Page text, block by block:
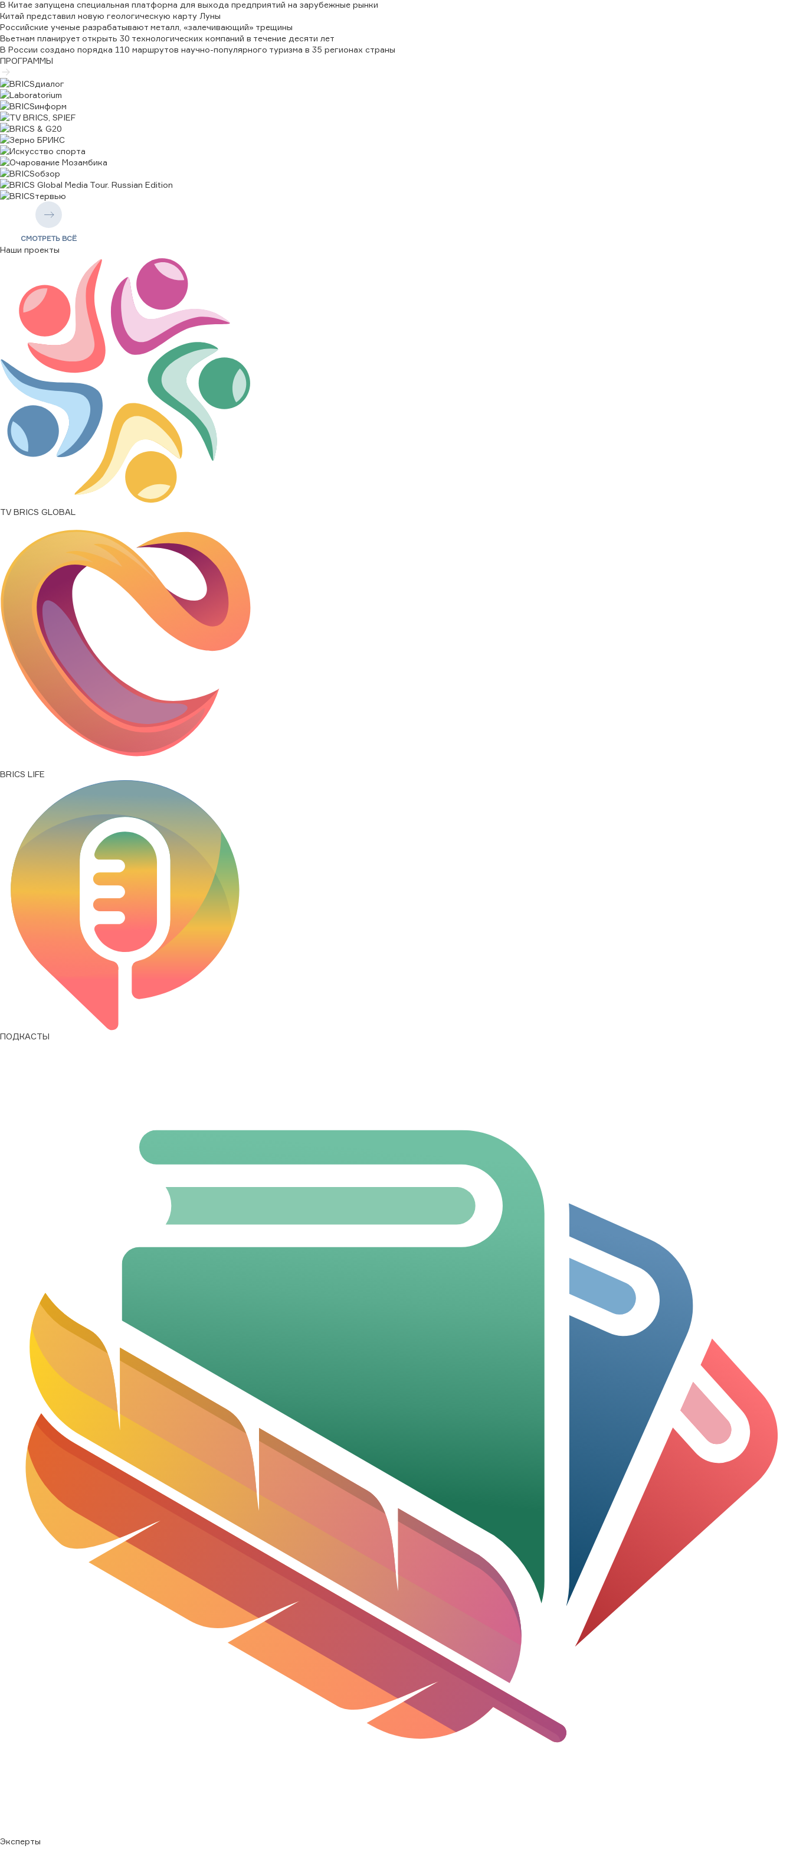
↑ 0,0973
CNY/RUB
12,1655
↑0,1971
EGP/RUB
1,6503
↑0,0258
IRR/RUB
0,0001
↑0,0000
AED/RUB
22,3735
↑0,3369
SAR/RUB
21,9111
↑0,33
ETB/RUB
0,5136
USD/RUB
82,1665
↑1,2372
BRL/RUB
16,1067
0,2538
INR/RUB
0,0122
ZAR/RUB
5,0343
0,0973
CNY/RUB
12,1655
0,1971
EGP/RUB
1,6503
0,0258
22,3735
SAR/RUB
21,9111
0,33
ETB/RUB
0,5136
↑
USD/RUB
82,1665
↑1,2372
IDR/RUB
0,0046
0,0001
В Китае запущена специальная платформа для выхода предприятий на зарубежные рынки
Китай представил новую геологическую карту Луны
Российские ученые разрабатывают металл, «залечивающий» трещины
Вьетнам планирует открыть 30 технологических компаний в течение десяти лет
В России создано порядка 110 маршрутов научно-популярного туризма в 35 регионах страны
ПРОГРАММЫ
СМОТРЕТЬ ВСЁ
Наши проекты
TV BRICS GLOBAL
BRICS LIFE
ПОДКАСТЫ
Эксперты